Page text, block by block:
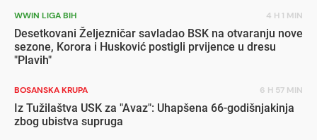
WWIN LIGA BIH 4 H 1 MIN
Desetkovani Željezničar savladao BSK na otvaranju nove
sezone, Korora i Husković postigli prvijence u dresu
"Plavih"
BOSANSKA KRUPA 6 H 57 MIN
Iz Tužilaštva USK za "Avaz": Uhapšena 66-godišnjakinja
zbog ubistva supruga